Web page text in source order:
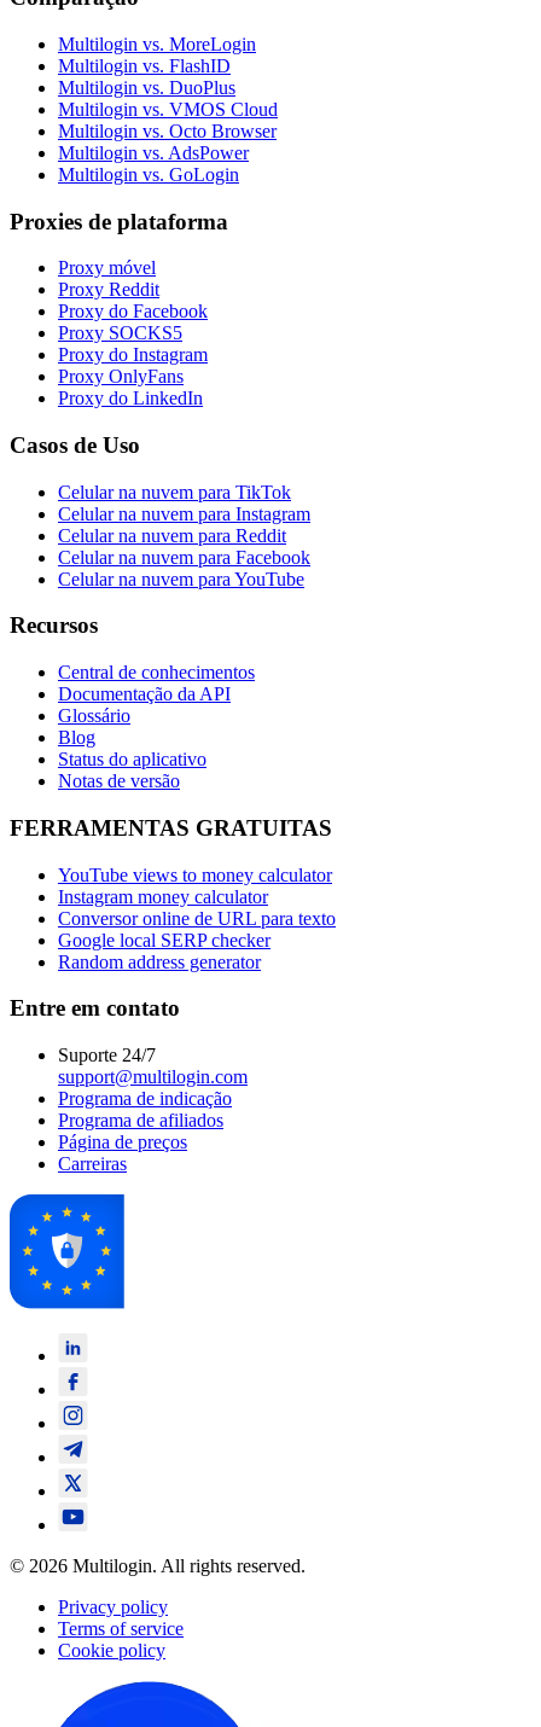
Multilogin vs. MoreLogin
Multilogin vs. FlashID
Multilogin vs. DuoPlus
Multilogin vs. VMOS Cloud
Multilogin vs. Octo Browser
Multilogin vs. AdsPower
Multilogin vs. GoLogin
Proxies de plataforma
Proxy móvel
Proxy Reddit
Proxy do Facebook
Proxy SOCKS5
Proxy do Instagram
Proxy OnlyFans
Proxy do LinkedIn
Casos de Uso
Celular na nuvem para TikTok
Celular na nuvem para Instagram
Celular na nuvem para Reddit
Celular na nuvem para Facebook
Celular na nuvem para YouTube
Recursos
Central de conhecimentos
Documentação da API
Glossário
Blog
Status do aplicativo
Notas de versão
FERRAMENTAS GRATUITAS
YouTube views to money calculator
Instagram money calculator
Conversor online de URL para texto
Google local SERP checker
Random address generator
Entre em contato
Suporte 24/7
support@multilogin.com
Programa de indicação
Programa de afiliados
Página de preços
Carreiras
© 2026 Multilogin. All rights reserved.
Privacy policy
Terms of service
Cookie policy